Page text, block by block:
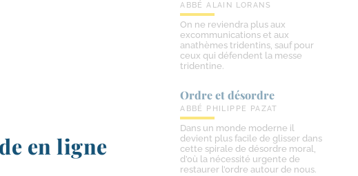
en ligne
ABBÉ ALAIN LORANS
On ne reviendra plus aux
excommunications et aux
anathèmes tridentins, sauf pour
ceux qui défendent la messe
tridentine.
Ordre et désordre
ABBÉ PHILIPPE PAZAT
Dans un monde moderne il
devient plus facile de glisser dans
cette spirale de désordre moral,
d’où la nécessité urgente de
restaurer l’ordre autour de nous.